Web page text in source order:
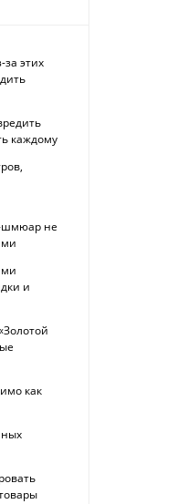
этих
каждому
шмюар не
и
как